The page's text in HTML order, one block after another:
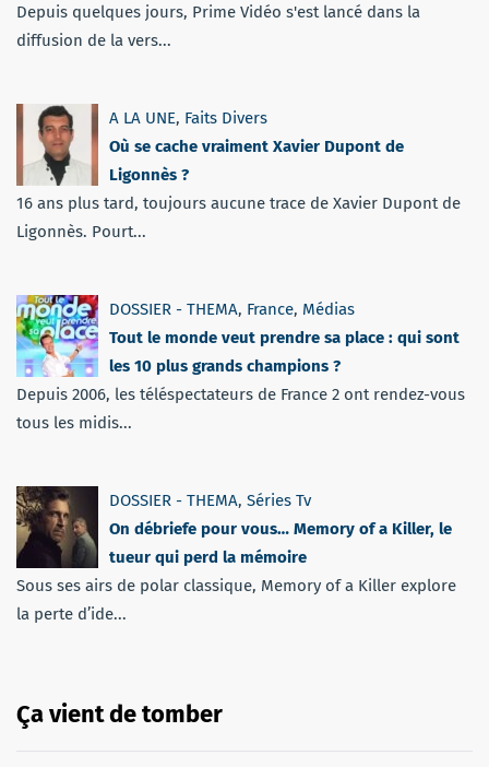
Depuis quelques jours, Prime Vidéo s'est lancé dans la
diffusion de la vers...
A LA UNE, Faits Divers
Où se cache vraiment Xavier Dupont de
Ligonnès ?
16 ans plus tard, toujours aucune trace de Xavier Dupont de
Ligonnès. Pourt...
DOSSIER - THEMA, France, Médias
Tout le monde veut prendre sa place : qui sont
les 10 plus grands champions ?
Depuis 2006, les téléspectateurs de France 2 ont rendez-vous
tous les midis...
DOSSIER - THEMA, Séries Tv
On débriefe pour vous… Memory of a Killer, le
tueur qui perd la mémoire
Sous ses airs de polar classique, Memory of a Killer explore
la perte d’ide...
Ça vient de tomber